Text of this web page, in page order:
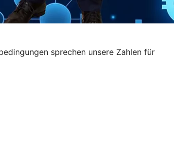
sprechen unsere Zahlen für